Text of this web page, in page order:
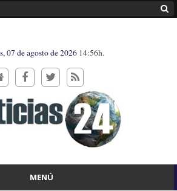
07 de agosto de 2026 14:56h.
MENÚ